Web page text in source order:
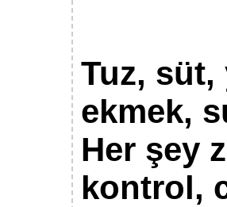
Tuz, süt,
ekmek,
Her şey
kontrol,